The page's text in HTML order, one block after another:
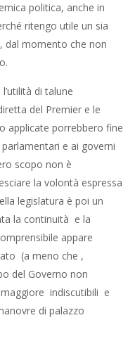
politica, anche in
ritengo utile un sia
dal momento che non
di talune
del Premier e le
applicate porrebbero fine
e ai governi
scopo non è
la volontà espressa
legislatura è poi un
la continuità e la
appare
(a meno che ,
del Governo non
indiscutibili e
di palazzo